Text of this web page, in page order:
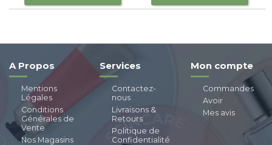
A Propos
Mentions
Légales
Conditions
Générales de
Vente
Nos Magasins
Services
Contactez-
nous
Livraisons &
Retours
Politique de
Confidentialité
Mon compte
Commandes
Avoir
Mes avis